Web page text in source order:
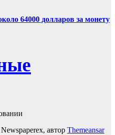
64000 долларов за монету
автор Themeansar